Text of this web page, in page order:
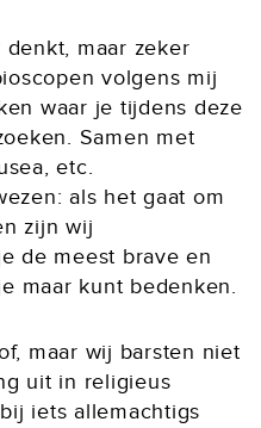
maar zeker
volgens mij
waar je tijdens deze
Samen met
etc.
als het gaat om
zijn wij
de meest brave en
maar kunt bedenken.
maar wij barsten niet
uit in religieus
iets allemachtigs